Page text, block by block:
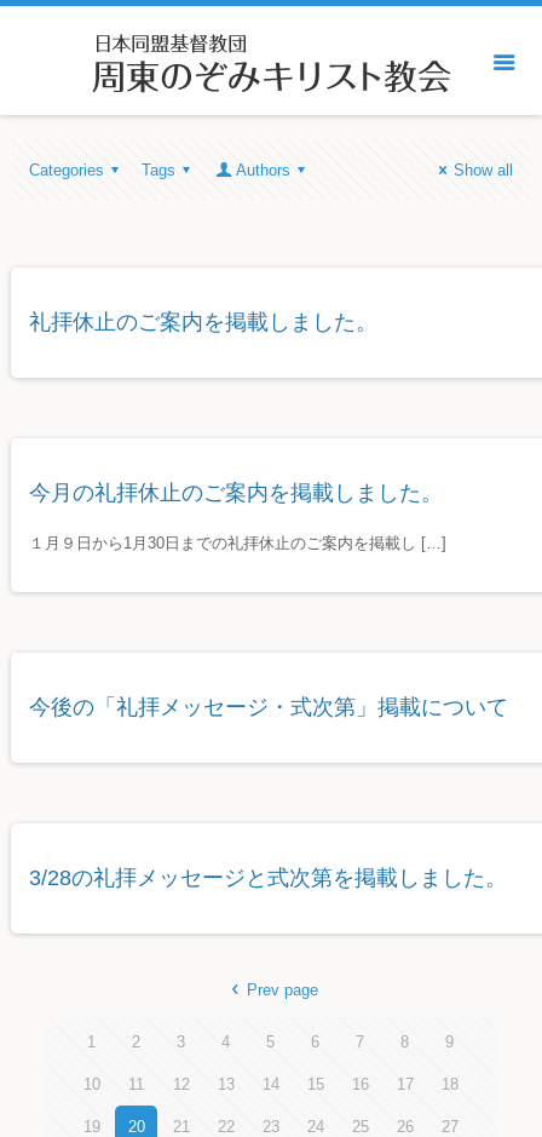
Categories Tags Authors Show all
礼拝休止のご案内を掲載しました。
今月の礼拝休止のご案内を掲載しました。
１月９日から1月30日までの礼拝休止のご案内を掲載し […]
今後の「礼拝メッセージ・式次第」掲載について
3/28の礼拝メッセージと式次第を掲載しました。
Prev page
1 2 3 4 5 6 7 8 9
10 11 12 13 14 15 16 17 18
19 20 21 22 23 24 25 26 27